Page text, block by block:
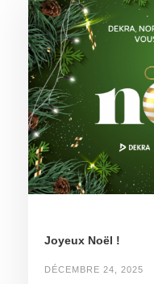
Joyeux Noël !
DÉCEMBRE 24, 2025